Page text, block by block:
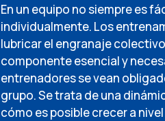
En un equipo no siempre es
individualmente. Los
lubricar el engranaje
componente esencial y
entrenadores se vean
grupo. Se trata de una
cómo es posible crecer a